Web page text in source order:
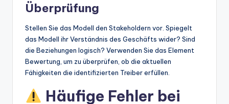
Überprüfung
Stellen Sie das Modell den Stakeholdern vor. Spiegelt
das Modell ihr Verständnis des Geschäfts wider? Sind
die Beziehungen logisch? Verwenden Sie das Element
Bewertung, um zu überprüfen, ob die aktuellen
Fähigkeiten die identifizierten Treiber erfüllen.
Häufige Fehler bei